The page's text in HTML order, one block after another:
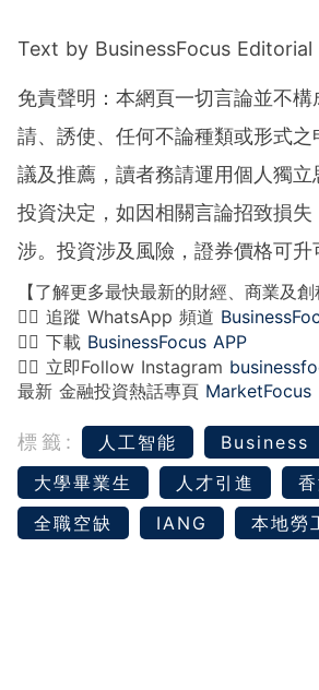
Text by BusinessFocus Editorial
免責聲明：本網頁一切言論並不
請、誘使、任何不論種類或形式
議及推薦，讀者務請運用個人獨立
投資決定，如因相關言論招致損
涉。投資涉及風險，證券價格可升
【了解更多最快最新的財經、商業及創
👉🏻 追蹤 WhatsApp 頻道
👉🏻 下載 BusinessFocus APP
👉🏻 立即Follow Instagram
最新 金融投資熱話專頁 MarketFocus
標籤: 人工智能 Business
大學畢業生
人才引進
全職空缺
IANG 本地勞